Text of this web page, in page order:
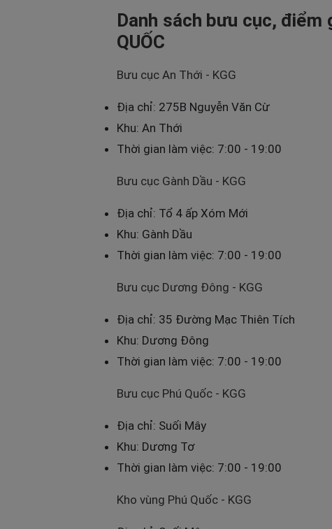
Danh sách bưu cục, điểm
QUỐC
Bưu cục An Thới - KGG
Địa chỉ: 275B Nguyễn Văn Cừ
Khu: An Thới
Thời gian làm việc: 7:00 - 19:00
Bưu cục Gành Dầu - KGG
Địa chỉ: Tổ 4 ấp Xóm Mới
Khu: Gành Dầu
Thời gian làm việc: 7:00 - 19:00
Bưu cục Dương Đông - KGG
Địa chỉ: 35 Đường Mạc Thiên Tích
Khu: Dương Đông
Thời gian làm việc: 7:00 - 19:00
Bưu cục Phú Quốc - KGG
Địa chỉ: Suối Mây
Khu: Dương Tơ
Thời gian làm việc: 7:00 - 19:00
Kho vùng Phú Quốc - KGG